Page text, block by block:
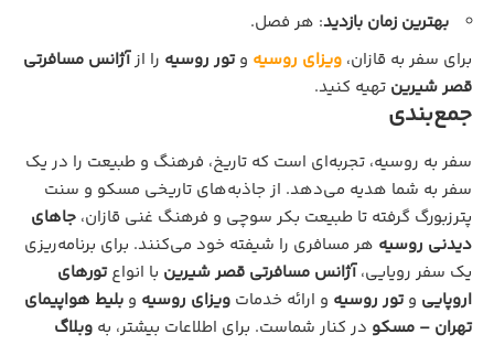
بهترین زمان بازدید: هر فصل.
برای سفر به قازان، ویزای روسیه و تور روسیه را ازآژانس مسافرتی
قصر شیرین تهیه کنید.
جمع‌بندی
سفر به روسیه، تجربه‌ای است که تاریخ، فرهنگ و طبیعت را در یک
سفر به شما هدیه می‌دهد. از جاذبه‌های تاریخی مسکو و سنت
پترزبورگ گرفته تا طبیعت بکر سوچی و فرهنگ غنی قازان، جاهای
دیدنی روسیه هر مسافری را شیفته خود می‌کنند. برای برنامه‌ریزی
یک سفر رویایی،آژانس مسافرتی قصر شیرین با انواع تورهای
اروپایی و تور روسیه و ارائه خدمات ویزای روسیه و بلیط هواپیمای
تهران – مسکو در کنار شماست. برای اطلاعات بیشتر، به وبلاگ